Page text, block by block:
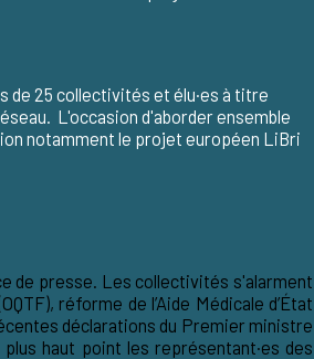
de 25 collectivités et élu·es à titre
L'occasion d'aborder ensemble
notamment le projet européen LiBri
de presse. Les collectivités s'alarment
réforme de l’Aide Médicale d’État
déclarations du Premier ministre
haut point les représentant·es des